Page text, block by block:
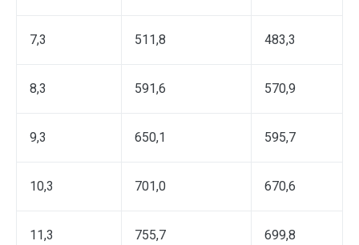
7,3 511,8 483,3
8,3 591,6 570,9
9,3 650,1 595,7
10,3 701,0 670,6
11,3 755,7 699,8